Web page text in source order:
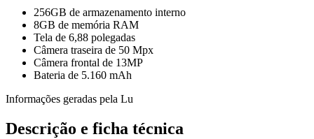
256GB de armazenamento interno
8GB de memória RAM
Tela de 6,88 polegadas
Câmera traseira de 50 Mpx
Câmera frontal de 13MP
Bateria de 5.160 mAh
Informações geradas pela Lu
Descrição e ficha técnica